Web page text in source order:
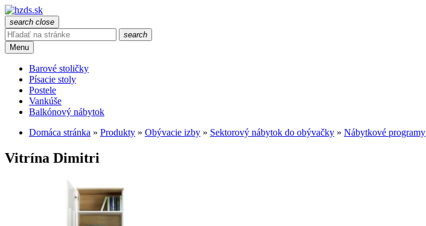
search close
search
Menu
Barové stoličky
Písacie stoly
Postele
Vankúše
Balkónový nábytok
Domáca stránka » Produkty » Obývacie izby » Sektorový nábytok do obývačky » Nábytkové programy
Vitrína Dimitri